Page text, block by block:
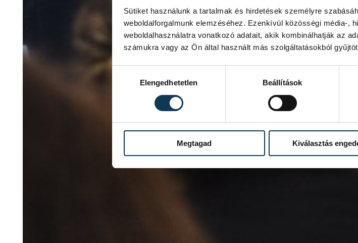
Sütiket használunk a tartalmak és hirdetések személyre
weboldalforgalmunk elemzéséhez. Ezenkívül közösségi média-,
weboldalhasználatra vonatkozó adatait, akik kombinálhatják az
számukra vagy az Ön által használt más szolgáltatásokból
Elengedhetetlen
Beállítások
Megtagad Kiválasztás